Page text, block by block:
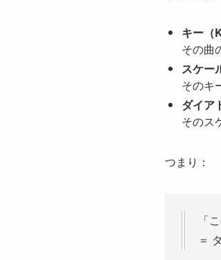
キー（
その曲
スケー
そのキ
ダイア
そのス
つまり：
「
＝